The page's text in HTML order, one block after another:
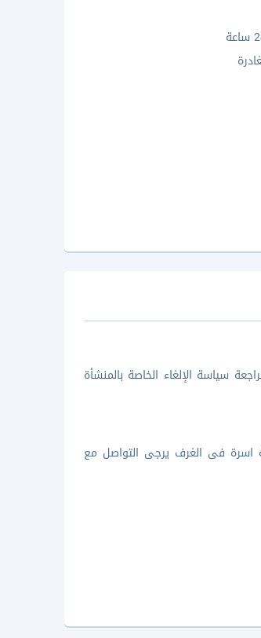
سياسة الإلغاء الخاصة بالمنشأة
اسرة فى الغرف يرجى التواصل مع